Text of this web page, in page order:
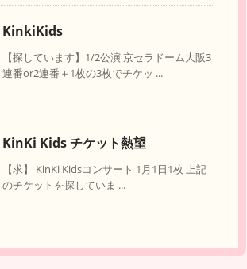
KinkiKids
【探しています】1/2公演 京セラドーム大阪3
連番or2連番＋1枚の3枚でチケッ ...
KinKi Kids チケット熱望
【求】 KinKi Kidsコンサート 1月1日1枚 上記
のチケットを探していま ...